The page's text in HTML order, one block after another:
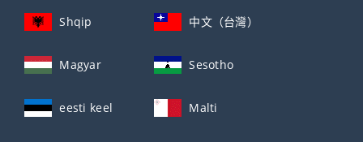
Shqip 中文（台灣）
Magyar Sesotho
eesti keel Malti